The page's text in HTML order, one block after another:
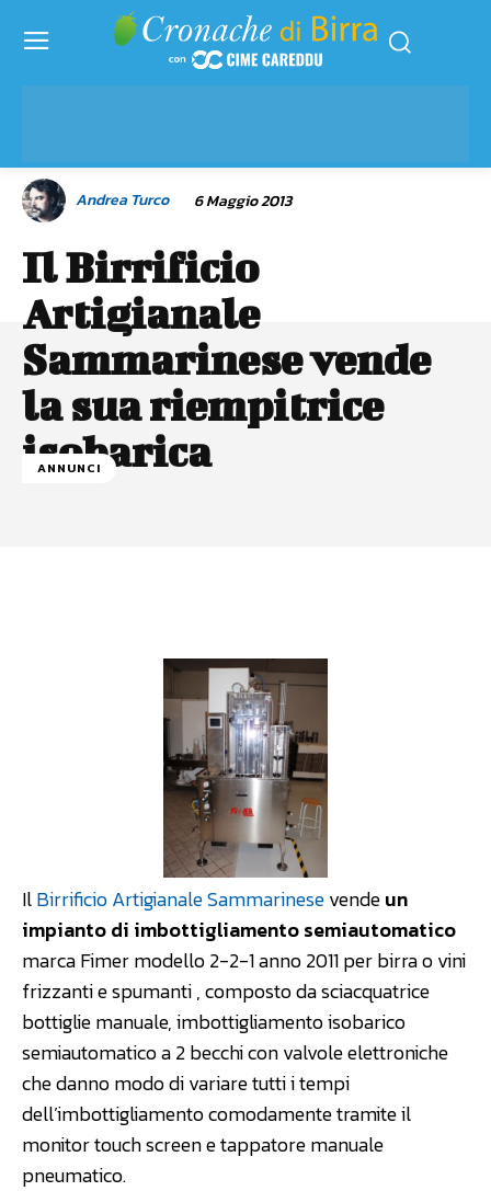
Andrea Turco 6 Maggio 2013
Il Birrificio
Artigianale
Sammarinese vende
la sua riempitrice
isobarica
ANNUNCI
IlBirrificio Artigianale Sammarinesevendeun
impianto di imbottigliamento semiautomatico
marca Fimer modello 2-2-1 anno 2011 per birra o vini
frizzanti e spumanti , composto da sciacquatrice
bottiglie manuale, imbottigliamento isobarico
semiautomatico a 2 becchi con valvole elettroniche
che danno modo di variare tutti i tempi
dell’imbottigliamento comodamente tramite il
monitor touch screen e tappatore manuale
pneumatico.